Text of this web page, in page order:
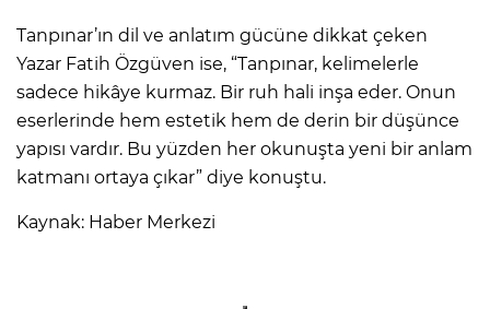
Tanpınar’ın dil ve anlatım gücüne dikkat çeken
Yazar Fatih Özgüven ise, “Tanpınar, kelimelerle
sadece hikâye kurmaz. Bir ruh hali inşa eder. Onun
eserlerinde hem estetik hem de derin bir düşünce
yapısı vardır. Bu yüzden her okunuşta yeni bir anlam
katmanı ortaya çıkar” diye konuştu.
Kaynak: Haber Merkezi